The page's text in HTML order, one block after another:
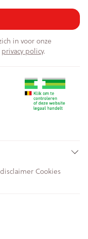
in voor onze
privacy policy.
Cookies